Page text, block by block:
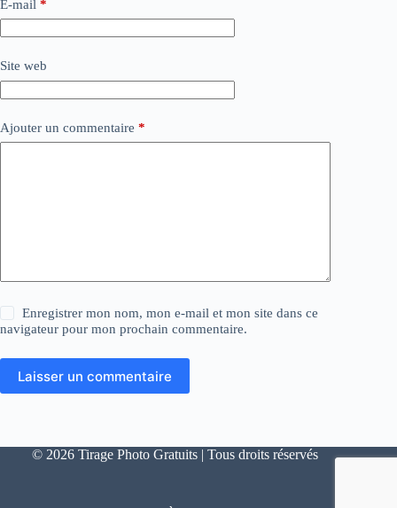
E-mail *
Site web
Ajouter un commentaire *
Enregistrer mon nom, mon e-mail et mon site dans ce
navigateur pour mon prochain commentaire.
Laisser un commentaire
© 2026 Tirage Photo Gratuits | Tous droits réservés